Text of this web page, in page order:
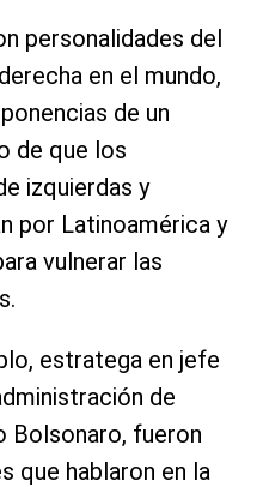
personalidades del
en el mundo,
de un
de que los
izquierdas y
por Latinoamérica y
vulnerar las
estratega en jefe
de
Bolsonaro, fueron
que hablaron en la